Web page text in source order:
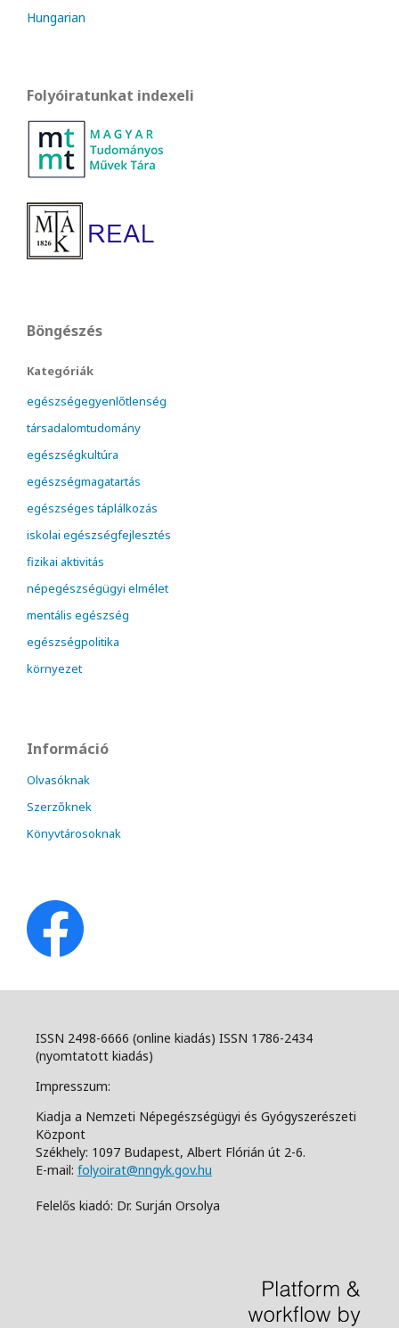
Hungarian
Folyóiratunkat indexeli
Böngészés
Kategóriák
egészségegyenlőtlenség
társadalomtudomány
egészségkultúra
egészségmagatartás
egészséges táplálkozás
iskolai egészségfejlesztés
fizikai aktivitás
népegészségügyi elmélet
mentális egészség
egészségpolitika
környezet
Információ
Olvasóknak
Szerzőknek
Könyvtárosoknak
ISSN 2498-6666 (online kiadás) ISSN 1786-2434
(nyomtatott kiadás)
Impresszum:
Kiadja a Nemzeti Népegészségügyi és Gyógyszerészeti
Központ
Székhely: 1097 Budapest, Albert Flórián út 2-6.
E-mail: folyoirat@nngyk.gov.hu
Felelős kiadó: Dr. Surján Orsolya